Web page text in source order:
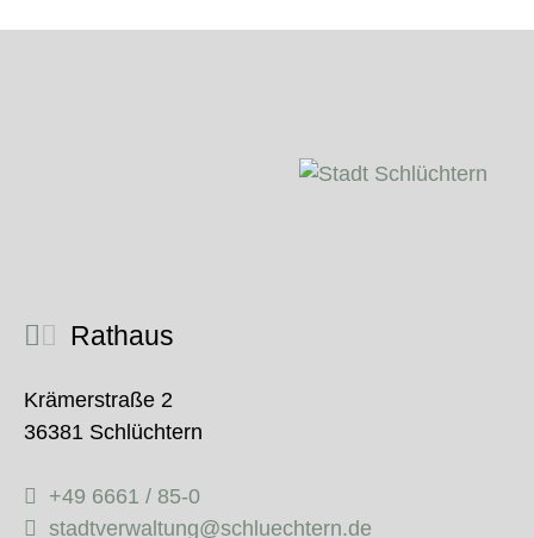
Rathaus
Krämerstraße 2
36381 Schlüchtern
+49 6661 / 85-0
stadtverwaltung@schluechtern.de